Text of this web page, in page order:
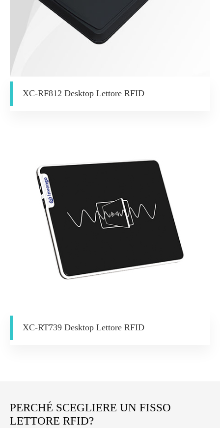
XC-RF812 Desktop Lettore RFID
XC-RT739 Desktop Lettore RFID
PERCHÉ SCEGLIERE UN FISSO
LETTORE RFID?